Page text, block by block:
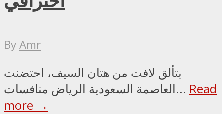
ByAmr
بتألق لافت من هتان السيف، احتضنت
العاصمة السعودية الرياض منافسات... Read
more →